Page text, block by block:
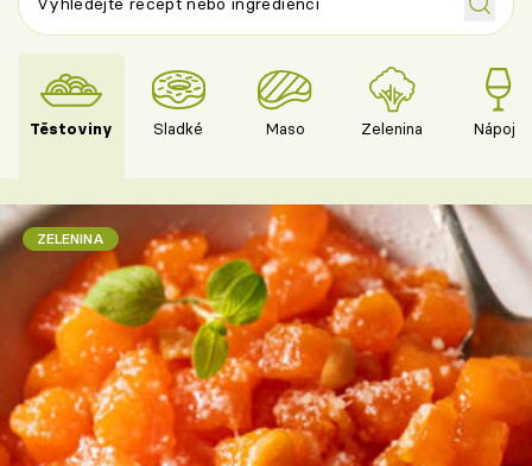
Těstoviny Sladké Maso Zelenina Nápoje
ZELENINA